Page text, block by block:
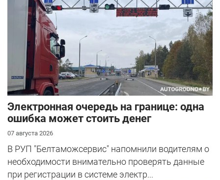
Электронная очередь на границе: одна
ошибка может стоить денег
07 августа 2026
В РУП "Белтаможсервис" напомнили водителям о
необходимости внимательно проверять данные
при регистрации в системе электр...